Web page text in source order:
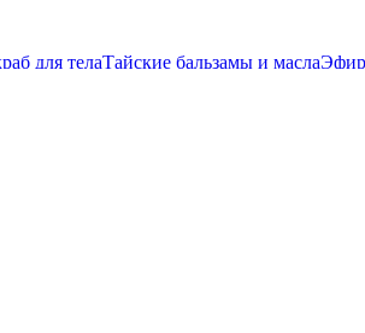
для телаТайские бальзамы и масла